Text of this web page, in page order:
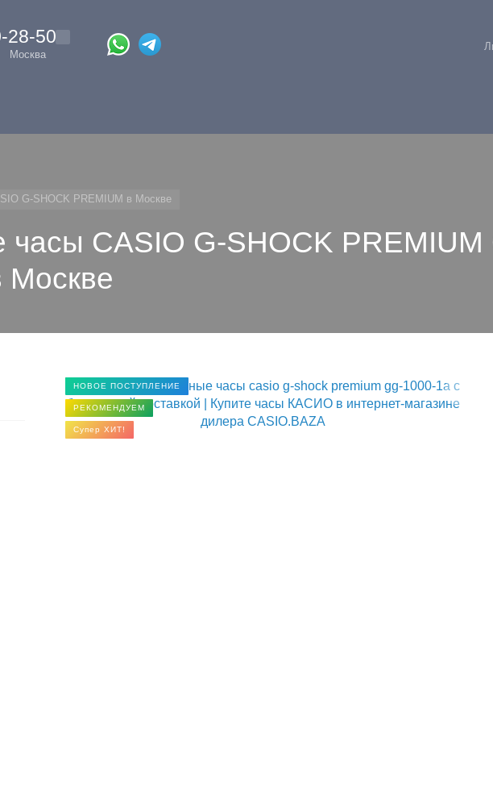
28-50
Москва
G-SHOCK PREMIUM в Москве
часы CASIO G-SHOCK PREMIUM
Москве
НОВОЕ ПОСТУПЛЕНИЕ
РЕКОМЕНДУЕМ
Супер ХИТ!